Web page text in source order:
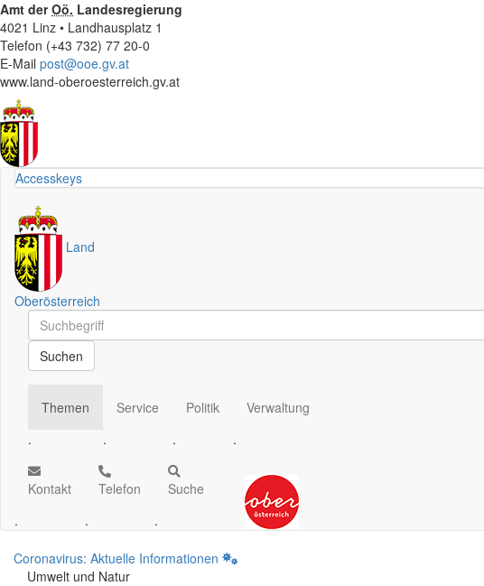
Amt derOö. Landesregierung
4021 Linz • Landhausplatz 1
Telefon (+43 732) 77 20-0
E-Mail post@ooe.gv.at
www.land-oberoesterreich.gv.at
Accesskeys
Land
Oberösterreich
Schnellsuche
Schnellsuche
Suchen
Themen
.
Service
.
Politik
.
Verwaltung
.
Kontakt
.
Telefon
.
Suche
.
Coronavirus: Aktuelle Informationen
Umwelt und Natur